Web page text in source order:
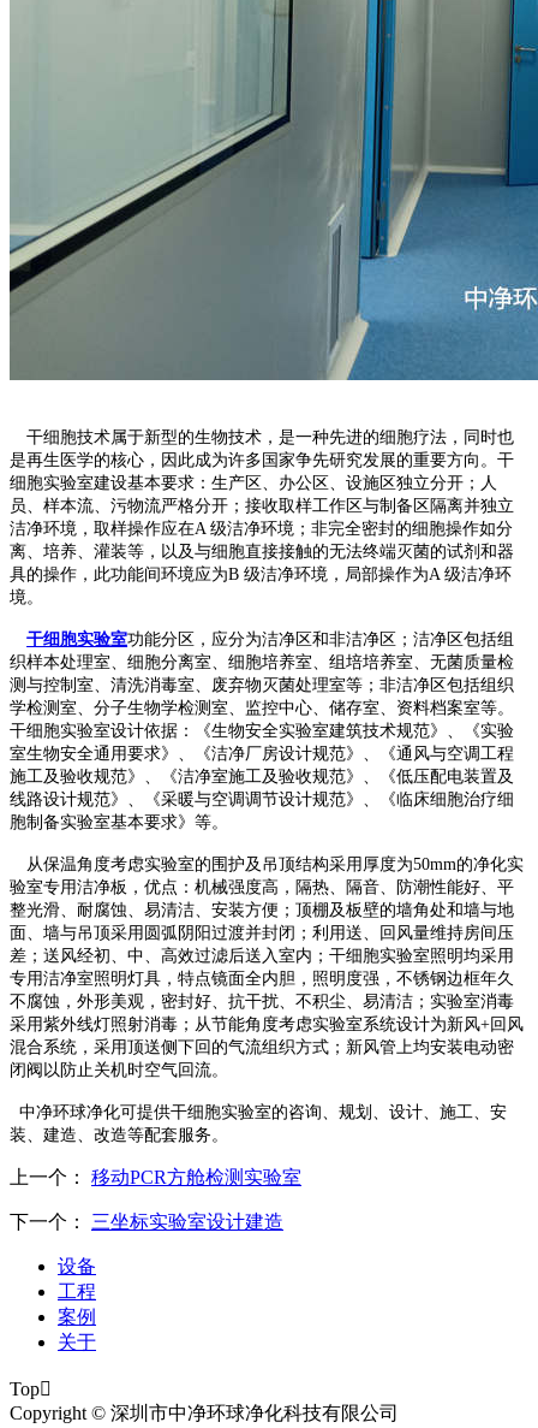
干细胞技术属于新型的生物技术，是一种先进的细胞疗法，同时也
是再生医学的核心，因此成为许多国家争先研究发展的重要方向。干
细胞实验室建设基本要求：生产区、办公区、设施区独立分开；人
员、样本流、污物流严格分开；接收取样工作区与制备区隔离并独立
洁净环境，取样操作应在A 级洁净环境；非完全密封的细胞操作如分
离、培养、灌装等，以及与细胞直接接触的无法终端灭菌的试剂和器
具的操作，此功能间环境应为B 级洁净环境，局部操作为A 级洁净环
境。
干细胞实验室功能分区，应分为洁净区和非洁净区；洁净区包括组
织样本处理室、细胞分离室、细胞培养室、组培培养室、无菌质量检
测与控制室、清洗消毒室、废弃物灭菌处理室等；非洁净区包括组织
学检测室、分子生物学检测室、监控中心、储存室、资料档案室等。
干细胞实验室设计依据：《生物安全实验室建筑技术规范》、《实验
室生物安全通用要求》、《洁净厂房设计规范》、《通风与空调工程
施工及验收规范》、《洁净室施工及验收规范》、《低压配电装置及
线路设计规范》、《采暖与空调调节设计规范》、《临床细胞治疗细
胞制备实验室基本要求》等。
从保温角度考虑实验室的围护及吊顶结构采用厚度为50mm的净化实
验室专用洁净板，优点：机械强度高，隔热、隔音、防潮性能好、平
整光滑、耐腐蚀、易清洁、安装方便；顶棚及板壁的墙角处和墙与地
面、墙与吊顶采用圆弧阴阳过渡并封闭；利用送、回风量维持房间压
差；送风经初、中、高效过滤后送入室内；干细胞实验室照明均采用
专用洁净室照明灯具，特点镜面全内胆，照明度强，不锈钢边框年久
不腐蚀，外形美观，密封好、抗干扰、不积尘、易清洁；实验室消毒
采用紫外线灯照射消毒；从节能角度考虑实验室系统设计为新风+ 回风
混合系统，采用顶送侧下回的气流组织方式；新风管上均安装电动密
闭阀以防止关机时空气回流。
中净环球净化可提供干细胞实验室的咨询、规划、设计、施工、安
装、建造、改造等配套服务。
上一个： 移动PCR方舱检测实验室
下一个： 三坐标实验室设计建造
设备
工程
案例
关于
Top
Copyright © 深圳市中净环球净化科技有限公司